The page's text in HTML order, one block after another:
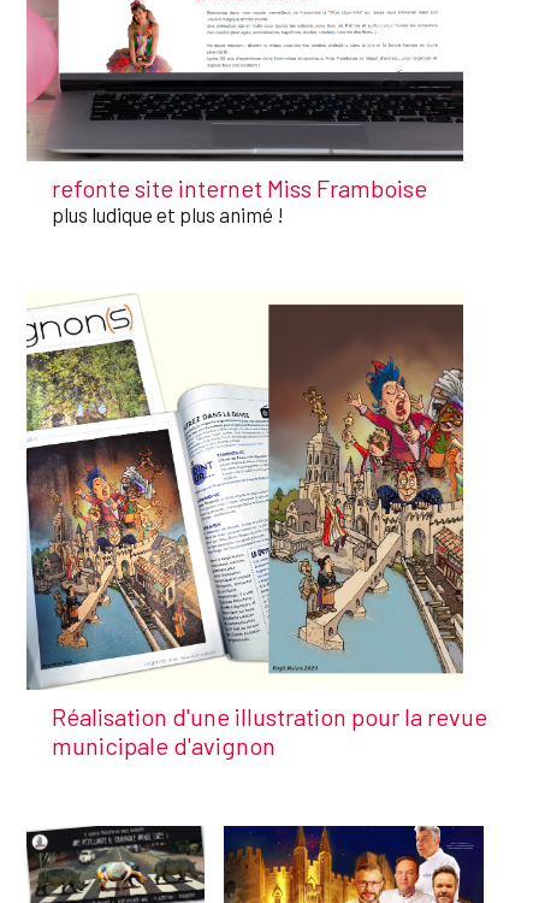
refonte site internet Miss Framboise
plus ludique et plus animé !
Réalisation d'une illustration pour la revue
municipale d'avignon